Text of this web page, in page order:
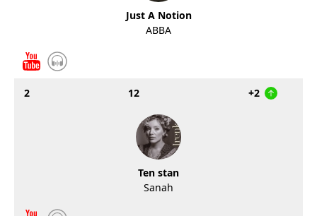
Just A Notion
ABBA
2 12 +2
Ten stan
Sanah